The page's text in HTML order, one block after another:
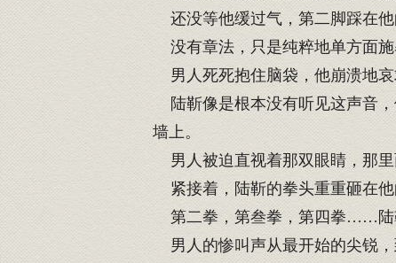
还没等他缓过气，第二脚踩在他
没有章法，只是纯粹地单方面施
男人死死抱住脑袋，他崩溃地
陆靳像是根本没有听见这声音，
墙上。
男人被迫直视着那双眼睛，那里
紧接着，陆靳的拳头重重砸在他
第二拳，第叁拳，第四拳……陆
男人的惨叫声从最开始的尖锐，